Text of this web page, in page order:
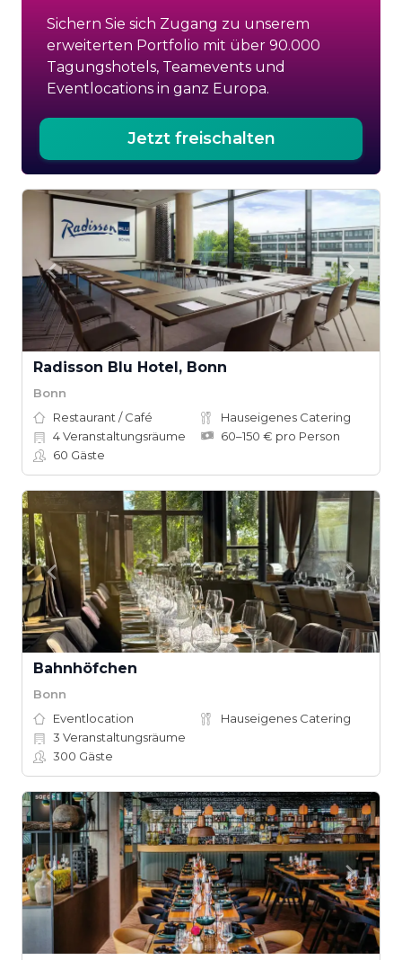
Sichern Sie sich Zugang zu unserem
erweiterten Portfolio mit über 90.000
Tagungshotels, Teamevents und
Eventlocations in ganz Europa.
Jetzt freischalten
Radisson Blu Hotel, Bonn
Bonn
Restaurant / Café
Hauseigenes Catering
4Veranstaltungsräume
60–150 € pro Person
60 Gäste
Bahnhöfchen
Bonn
Eventlocation
Hauseigenes Catering
3 Veranstaltungsräume
300 Gäste